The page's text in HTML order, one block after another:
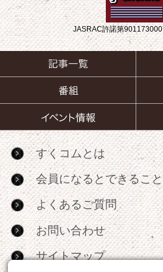
JASRAC許諾第
すくコムとは
会員になるとできること
よくあるご質問
お問い合わせ
サイトマップ